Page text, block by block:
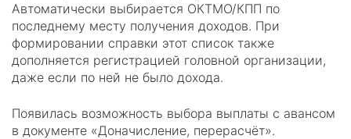
Автоматически выбирается ОКТМО/КПП по
последнему месту получения доходов. При
формировании справки этот список также
дополняется регистрацией головной организации,
даже если по ней не было дохода.
Появилась возможность выбора выплаты с авансом
в документе «Доначисление, перерасчёт».